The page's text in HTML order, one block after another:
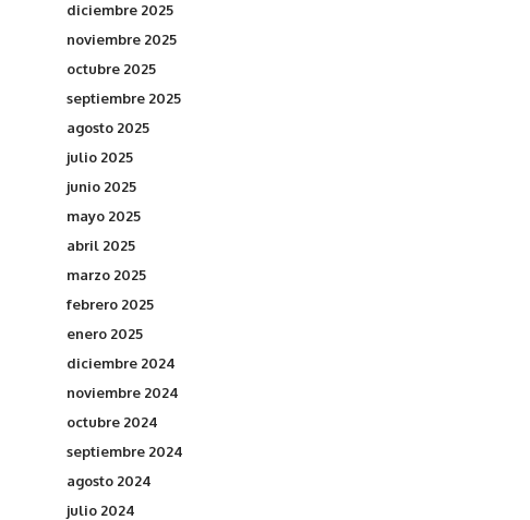
diciembre 2025
noviembre 2025
octubre 2025
septiembre 2025
agosto 2025
julio 2025
junio 2025
mayo 2025
abril 2025
marzo 2025
febrero 2025
enero 2025
diciembre 2024
noviembre 2024
octubre 2024
septiembre 2024
agosto 2024
julio 2024